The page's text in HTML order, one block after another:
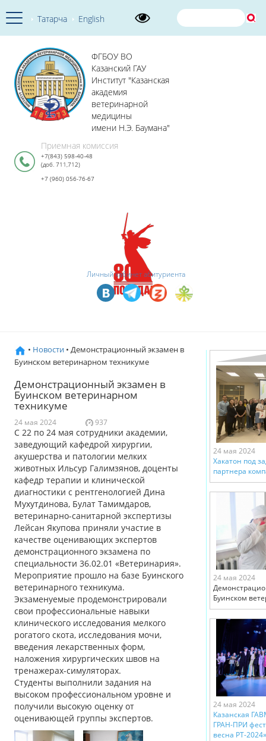
Татарча English
ФГБОУ ВО
Казанский ГАУ
Институт "Казанская
академия
ветеринарной
медицины
имени Н.Э. Баумана"
Приемная комиссия
+7(843) 598-40-48
(доб. 711,712)
+7 (960) 056-76-67
Личный кабинет абитуриента
• Новости • Демонстрационный экзамен в
Буинском ветеринарном техникуме
Демонстрационный экзамен в
Буинском ветеринарном
техникуме
24 мая 2024 937
С 22 по 24 мая сотрудники академии,
заведующий кафедрой хирургии,
акушерства и патологии мелких
животных Ильсур Галимзянов, доценты
кафедр терапии и клинической
диагностики с рентгенологией Дина
Мухутдинова, Булат Тамимдаров,
ветеринарно-санитарной экспертизы
Лейсан Якупова приняли участие в
качестве оценивающих экспертов
демонстрационного экзамена по
специальности 36.02.01 «Ветеринария».
Мероприятие прошло на базе Буинского
ветеринарного техникума.
Экзаменуемые продемонстрировали
свои профессиональные навыки
клинического исследования мелкого
рогатого скота, исследования мочи,
введения лекарственных форм,
наложения хирургических швов на
тренажерах-симуляторах.
Студенты выполнили задания на
высоком профессиональном уровне и
получили высокую оценку от
оценивающей группы экспертов.
24 мая 2024
Хакатон под
партнера
24 мая 2024
Буинском
24 мая 2024
Казанская
ГРАН-ПРИ
весна РТ-2024»